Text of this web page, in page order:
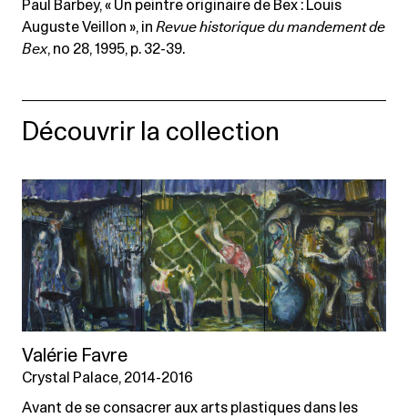
Paul Barbey, « Un peintre originaire de Bex : Louis
Auguste Veillon », in Revue historique du mandement de
Bex, no 28, 1995, p. 32-39.
Découvrir la collection
Valérie Favre
Crystal Palace, 2014-2016
Avant de se consacrer aux arts plastiques dans les